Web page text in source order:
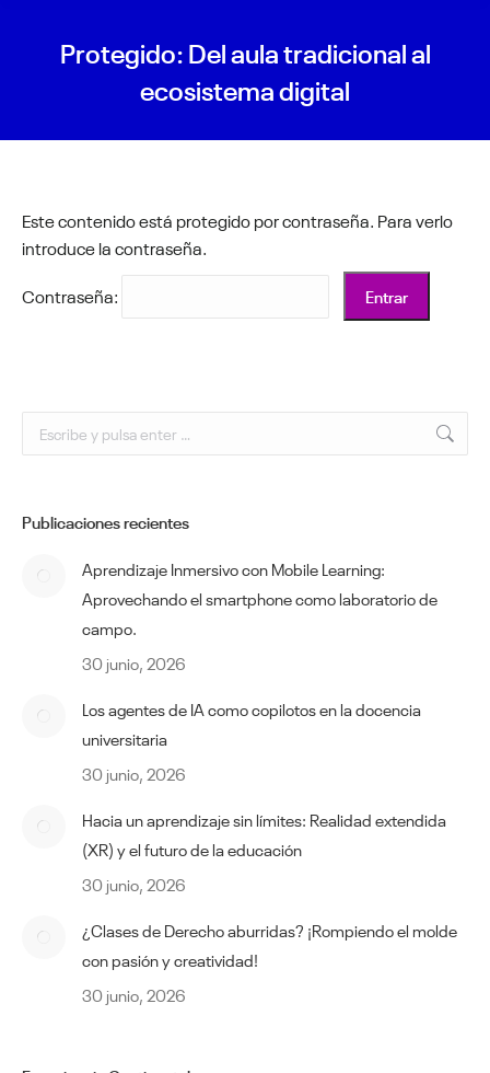
Protegido: Del aula tradicional al
ecosistema digital
Este contenido está protegido por contraseña. Para verlo
introduce la contraseña.
Contraseña:
Buscar:
Publicaciones recientes
Aprendizaje Inmersivo con Mobile Learning:
Aprovechando el smartphone como laboratorio de
campo.
30 junio, 2026
Los agentes de IA como copilotos en la docencia
universitaria
30 junio, 2026
Hacia un aprendizaje sin límites: Realidad extendida
(XR) y el futuro de la educación
30 junio, 2026
¿Clases de Derecho aburridas? ¡Rompiendo el molde
con pasión y creatividad!
30 junio, 2026